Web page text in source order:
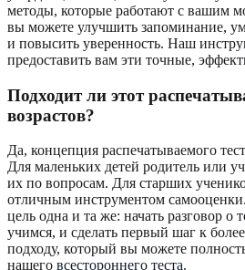
методы, которые работают с вашим
вы можете улучшить запоминание,
и повысить уверенность. Наш
предоставить вам эти точные,
Подходит ли этот
возрастов?
Да, концепция распечатываемого
Для маленьких детей родитель или
их по вопросам. Для старших
отличным инструментом
цель одна и та же: начать разговор о
учимся, и сделать первый шаг к
подходу, который вы можете
нашего всестороннего теста.